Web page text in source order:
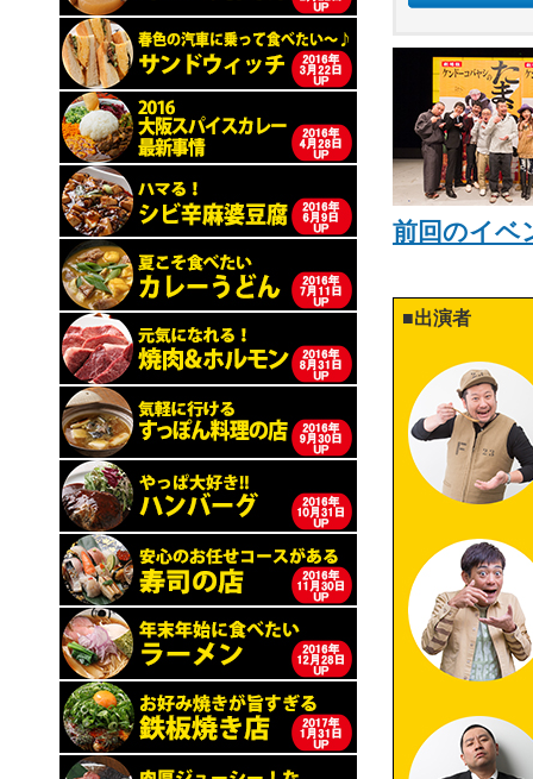
前回のイベ
■出演者